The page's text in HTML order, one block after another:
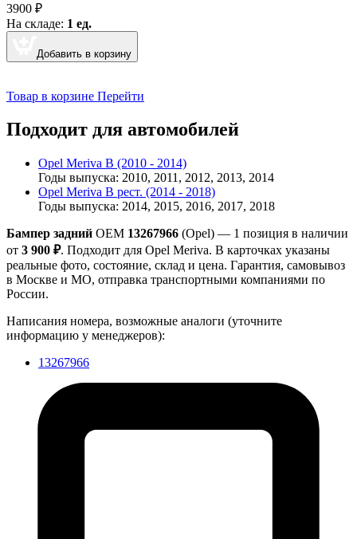
3900 ₽
На складе: 1 ед.
Добавить в корзину
Товар в корзине Перейти
Подходит для автомобилей
Opel Meriva B (2010 - 2014)
Годы выпуска: 2010, 2011, 2012, 2013, 2014
Opel Meriva B рест. (2014 - 2018)
Годы выпуска: 2014, 2015, 2016, 2017, 2018
Бампер задний OEM 13267966 (Opel) — 1 позиция в наличии
от 3 900 ₽. Подходит для Opel Meriva. В карточках указаны
реальные фото, состояние, склад и цена. Гарантия, самовывоз
в Москве и МО, отправка транспортными компаниями по
России.
Написания номера, возможные аналоги (уточните
информацию у менеджеров):
13267966